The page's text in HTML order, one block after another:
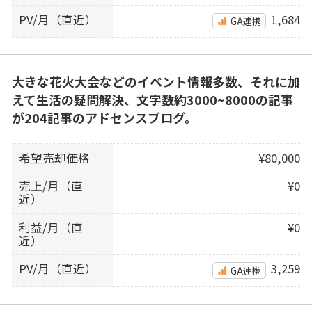
PV/月（直近） GA連携 1,684
大きな花火大会などのイベント情報多数、それに加
えて生活の疑問解決、文字数約3000~8000の記事
が204記事のアドセンスブログ。
希望売却価格
¥80,000
売上/月（直
近）
¥0
利益/月（直
近）
¥0
PV/月（直近） GA連携 3,259